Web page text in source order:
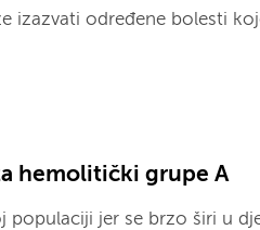
izazvati određene bolesti
hemolitički grupe A
populaciji jer se brzo širi u